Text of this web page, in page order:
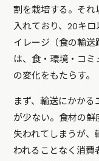
割を栽培する。それ
入れており、20キ
イレージ（食の輸送
は、食・環境・コ
の変化をもたらす。
まず、輸送にかか
が少ない。食材の
失われてしまうが、
われることなく消費